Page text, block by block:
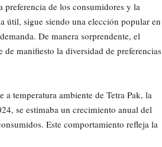
de los consumidores y la
útil, sigue siendo una elección popular en
De manera sorprendente, el
de manifiesto la diversidad de preferencias
temperatura ambiente de Tetra Pak, la
se estimaba un crecimiento anual del
Este comportamiento refleja la